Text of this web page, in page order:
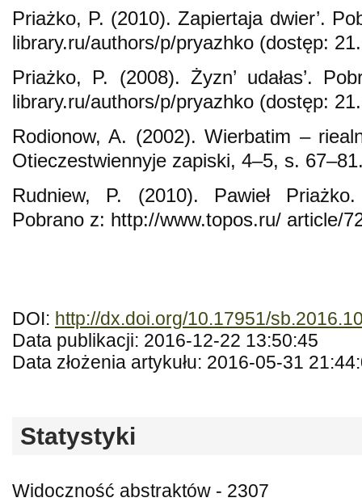
Priażko, P. (2010). Zapiertaja dwier’.
library.ru/authors/p/pryazhko (dostęp:
Priażko, P. (2008). Żyzn’ udałas’.
library.ru/authors/p/pryazhko (dostęp:
Rodionow, A. (2002). Wierbatim –
Otieczestwiennyje zapiski, 4–5, s.
Rudniew, P. (2010). Pawieł
Pobrano z: http://www.topos.ru/ article/
DOI: http://dx.doi.org/10.17951/
Data publikacji: 2016-12-22 13:50:45
Data złożenia artykułu: 2016-05-31
Statystyki
Widoczność abstraktów - 2307